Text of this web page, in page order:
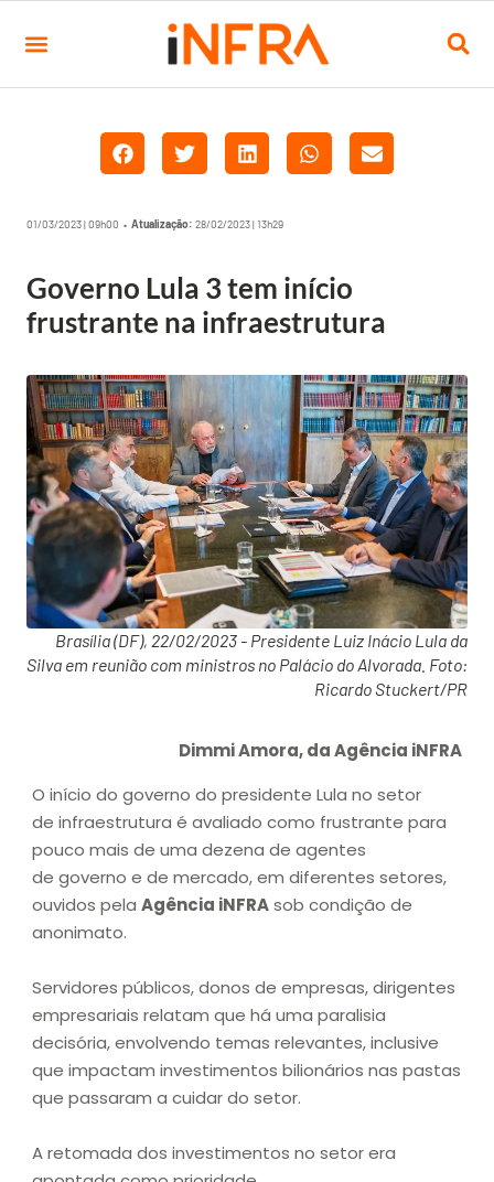
01/03/2023 | 09h00 • Atualização: 28/02/2023 | 13h29
Governo Lula 3 tem início
frustrante na infraestrutura
Brasília (DF), 22/02/2023 - Presidente Luiz Inácio Lula da
Silva em reunião com ministros no Palácio do Alvorada. Foto:
Ricardo Stuckert/PR
Dimmi Amora, da Agência iNFRA
O início do governo do presidente Lula no setor
de infraestrutura é avaliado como frustrante para
pouco mais de uma dezena de agentes
de governo e de mercado, em diferentes setores,
ouvidos pela Agência iNFRAsob condição de
anonimato.
Servidores públicos, donos de empresas, dirigentes
empresariais relatam que há uma paralisia
decisória, envolvendo temas relevantes, inclusive
que impactam investimentos bilionários nas pastas
que passaram a cuidar do setor.
A retomada dos investimentos no setor era